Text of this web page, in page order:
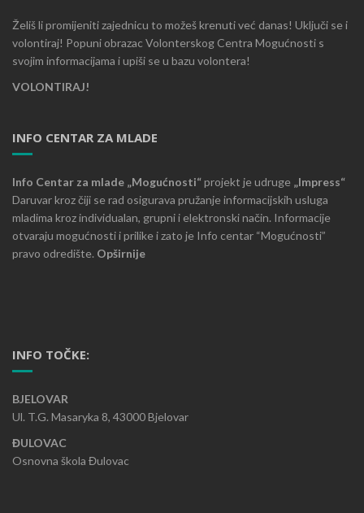
Želiš li promijeniti zajednicu to možeš krenuti već danas! Uključi se i
volontiraj! Popuni obrazac Volonterskog Centra Mogućnosti s
svojim informacijama i upiši se u bazu volontera!
VOLONTIRAJ!
INFO CENTAR ZA MLADE
Info Centar za mlade „Mogućnosti“projekt je udruge „Impress“
Daruvar kroz čiji se rad osigurava pružanje informacijskih usluga
mladima kroz individualan, grupni i elektronski način. Informacije
otvaraju mogućnosti i prilike i zato je Info centar “Mogućnosti”
pravo odredište. Opširnije
INFO TOČKE:
BJELOVAR
Ul. T.G. Masaryka 8, 43000 Bjelovar
ĐULOVAC
Osnovna škola Đulovac